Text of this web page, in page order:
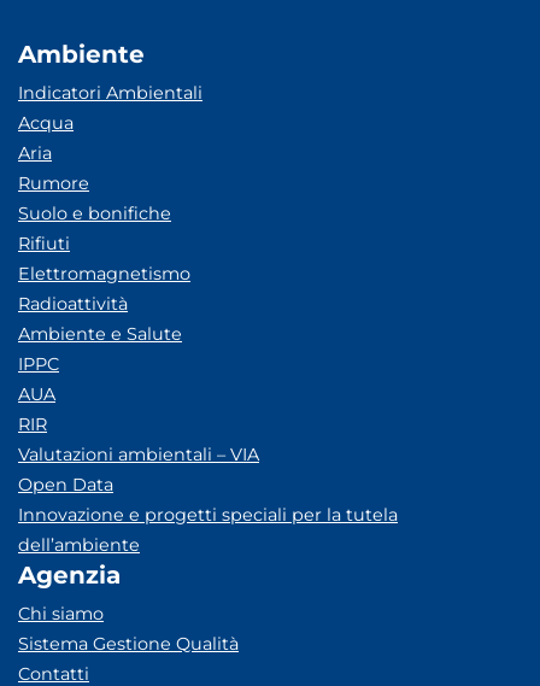
Ambiente
Indicatori Ambientali
Acqua
Aria
Rumore
Suolo e bonifiche
Rifiuti
Elettromagnetismo
Radioattività
Ambiente e Salute
IPPC
AUA
RIR
Valutazioni ambientali – VIA
Open Data
Innovazione e progetti speciali per la tutela
dell’ambiente
Agenzia
Chi siamo
Sistema Gestione Qualità
Contatti